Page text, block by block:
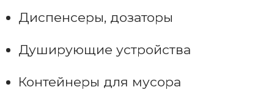
Диспенсеры, дозаторы
Душирующие устройства
Контейнеры для мусора